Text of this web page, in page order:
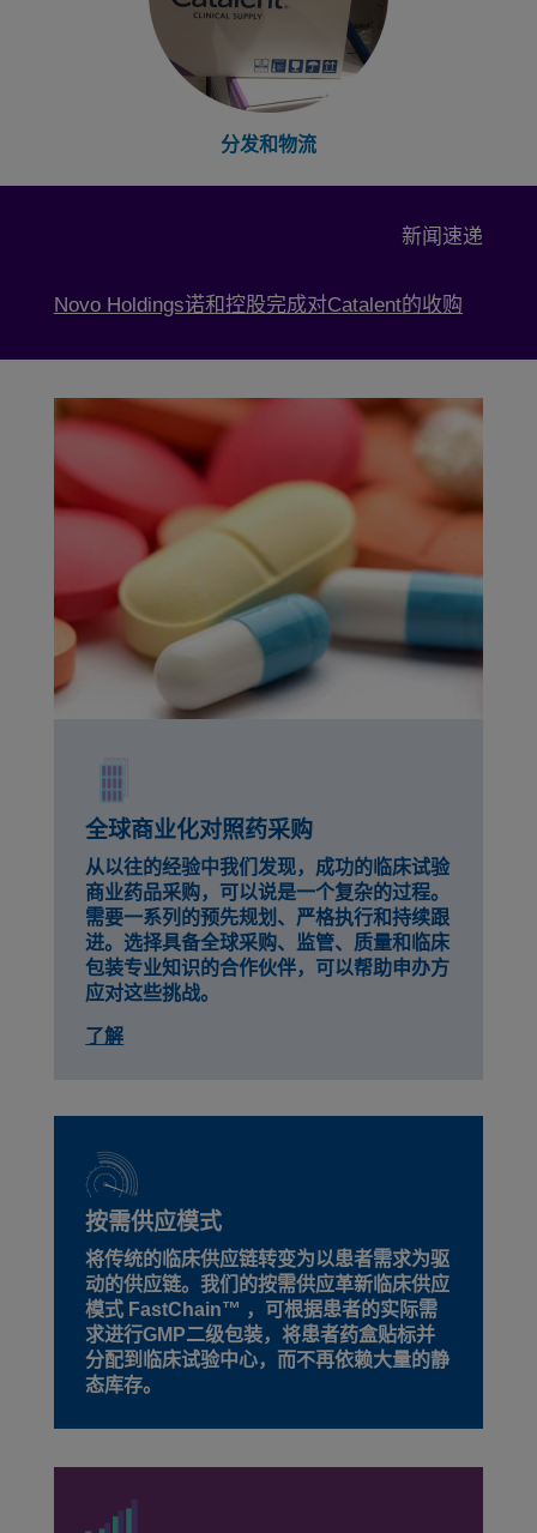
分发和物流
新闻速递
Novo Holdings诺和控股完成对Catalent的收购
全球商业化对照药采购
从以往的经验中我们发现，成功的临床试验
商业药品采购，可以说是一个复杂的过程。
需要一系列的预先规划、严格执行和持续跟
进。选择具备全球采购、监管、质量和临床
包装专业知识的合作伙伴，可以帮助申办方
应对这些挑战。
了解
按需供应模式
将传统的临床供应链转变为以患者需求为驱
动的供应链。我们的按需供应革新临床供应
模式 FastChain™ ，可根据患者的实际需
求进行GMP二级包装，将患者药盒贴标并
分配到临床试验中心，而不再依赖大量的静
态库存。